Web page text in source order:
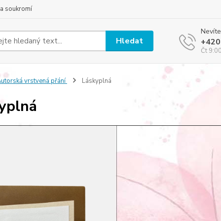
soukromí
Hledat
Čt
vrstvená přání Láskyplná